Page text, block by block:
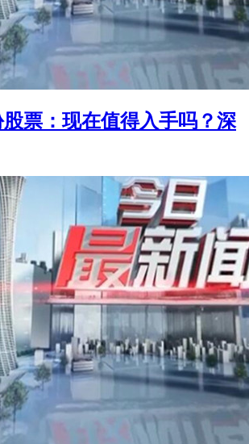
股票：现在值得入手吗？深